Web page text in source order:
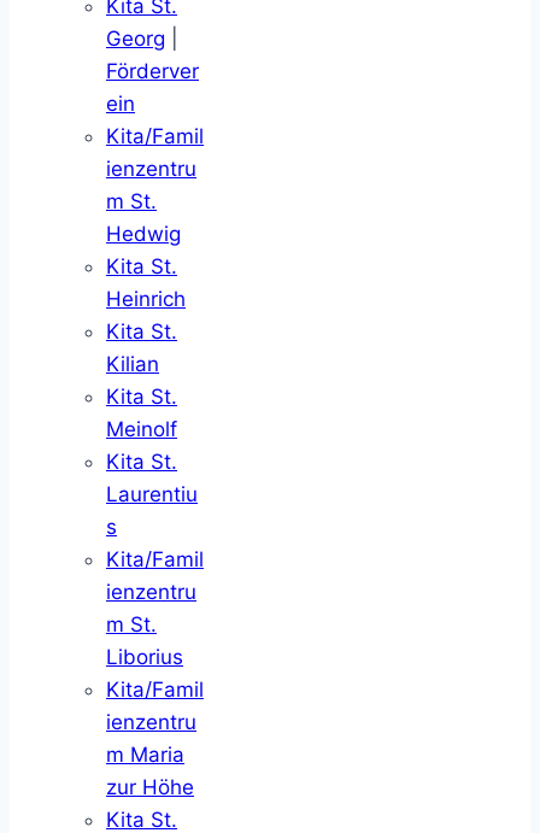
Kita St.
Georg
Förderver
ein
Kita/Famil
ienzentru
m St.
Hedwig
Kita St.
Heinrich
Kita St.
Kilian
Kita St.
Meinolf
Kita St.
Laurentiu
s
Kita/Famil
ienzentru
m St.
Liborius
Kita/Famil
ienzentru
m Maria
zur Höhe
Kita St.